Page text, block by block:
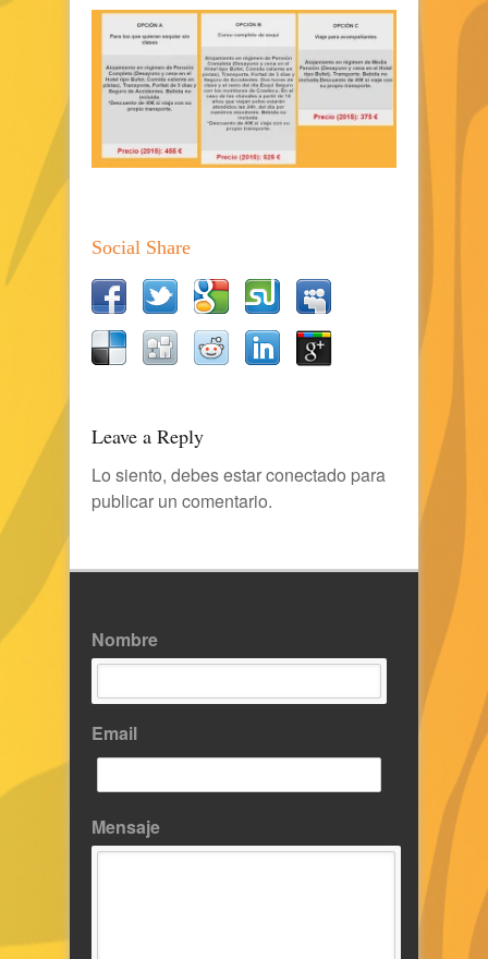
Social Share
Leave a Reply
Lo siento, debes estarconectado para
publicar un comentario.
Nombre
Email
Mensaje